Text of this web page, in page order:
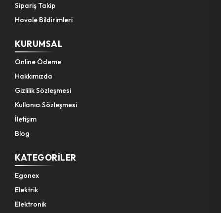
Sipariş Takip
Havale Bildirimleri
KURUMSAL
Online Ödeme
Hakkımızda
Gizlilik Sözleşmesi
Kullanıcı Sözleşmesi
İletişim
Blog
KATEGORILER
Egonex
Elektrik
Elektronik